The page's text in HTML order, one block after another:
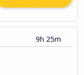
9h 25m